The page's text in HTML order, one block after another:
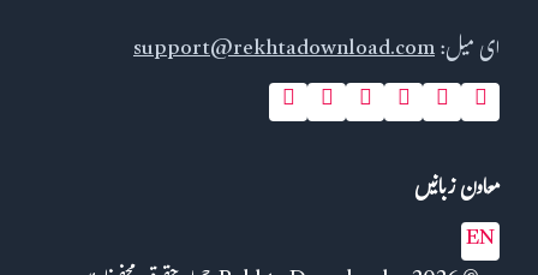
ای میل:support@rekhtadownload.com
معاون زبانیں
EN